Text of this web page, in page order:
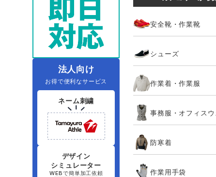
ヤッケ
ファン付きウェア（空調服シリー
ズ）
レインウェアランキング アイズフ
アイトス ランキング ジーベッ
クロダルマ 桑和
住商モンブラン ボンマックス
シンメン 日進ゴム
タカヤ商事
アタックベース サンエス
藤井電工
夜間・高視認性安全服 医療白衣
法人向け
お得で便利なサービス
ネーム刺繍
デザイン
シミュレーター
WEBで簡単加工依頼
安全靴・作業靴
シューズ
作業着・作業服
事務服・オフィスウ
防寒着
作業用手袋